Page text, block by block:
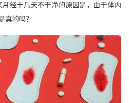
经十几天不干净的原因是，由于体内
真的吗？